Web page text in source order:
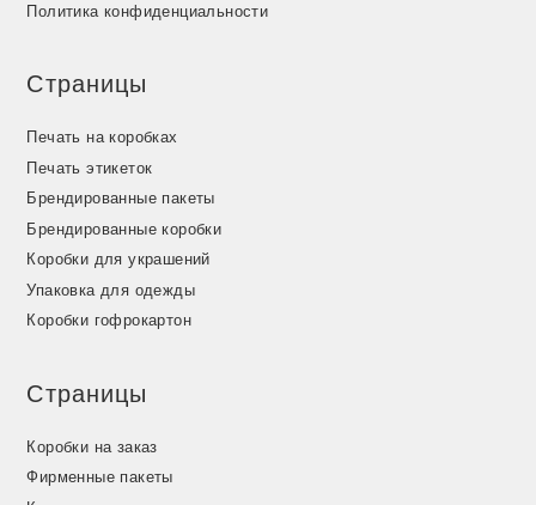
Политика конфиденциальности
Страницы
Печать на коробках
Печать этикеток
Брендированные пакеты
Брендированные коробки
Коробки для украшений
Упаковка для одежды
Коробки гофрокартон
Страницы
Коробки на заказ
Фирменные пакеты